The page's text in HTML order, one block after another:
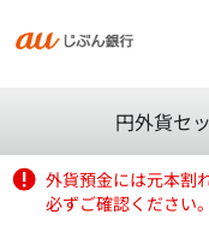
円外貨セ
外貨預金には元本割
必ずご確認ください。